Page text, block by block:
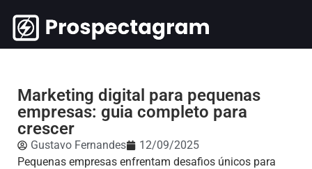
Marketing digital para pequenas
empresas: guia completo para
crescer
Gustavo Fernandes
12/09/2025
Pequenas empresas enfrentam desafios únicos para